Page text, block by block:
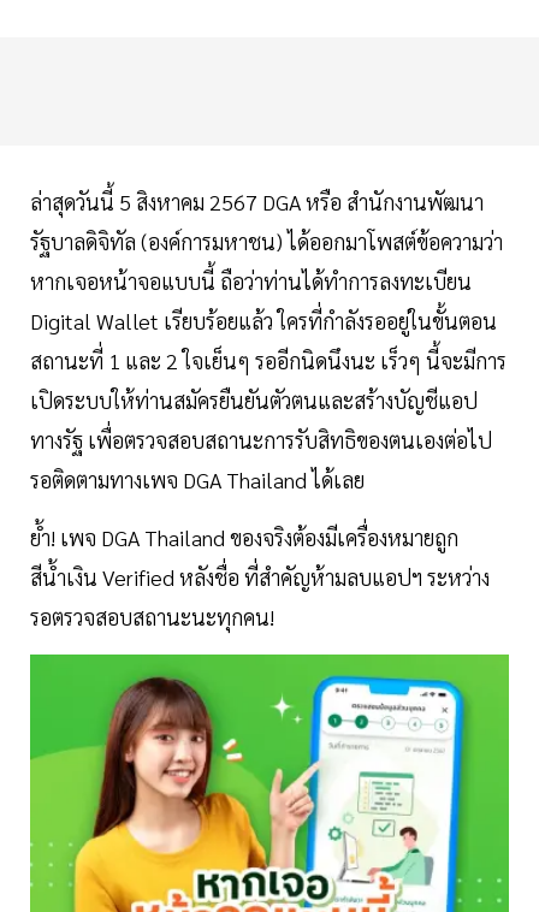
ล่าสุดวันนี้ 5 สิงหาคม 2567 DGA หรือ สำนักงานพัฒนา
รัฐบาลดิจิทัล (องค์การมหาชน) ได้ออกมาโพสต์ข้อความว่า
หากเจอหน้าจอแบบนี้ ถือว่าท่านได้ทำการลงทะเบียน
Digital Wallet เรียบร้อยแล้ว ใครที่กำลังรออยู่ในขั้นตอน
สถานะที่ 1 และ 2 ใจเย็นๆ รออีกนิดนึงนะ เร็วๆ นี้จะมีการ
เปิดระบบให้ท่านสมัครยืนยันตัวตนและสร้างบัญชีแอป
ทางรัฐ เพื่อตรวจสอบสถานะการรับสิทธิของตนเองต่อไป
รอติดตามทางเพจ DGA Thailand ได้เลย
ย้ำ! เพจ DGA Thailand ของจริงต้องมีเครื่องหมายถูก
สีน้ำเงิน Verified หลังชื่อ ที่สำคัญห้ามลบแอปฯ ระหว่าง
รอตรวจสอบสถานะนะทุกคน!